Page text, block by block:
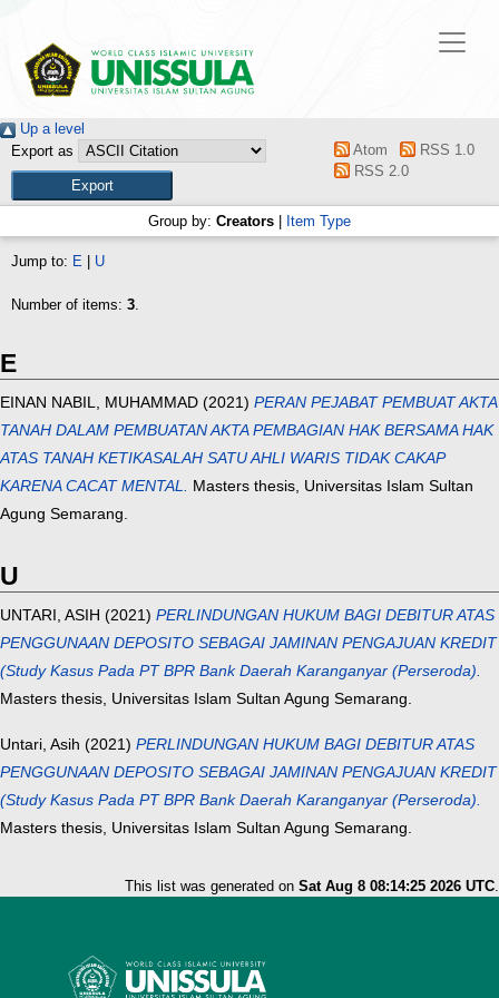
Up a level
Export as
Atom
RSS 1.0
RSS 2.0
Group by: Creators Item Type
Jump to: E U
Number of items: 3.
E
EINAN NABIL, MUHAMMAD (2021) PERAN PEJABAT PEMBUAT AKTA
TANAH DALAM PEMBUATAN AKTA PEMBAGIAN HAK BERSAMA HAK
ATAS TANAH KETIKASALAH SATU AHLI WARIS TIDAK CAKAP
KARENA CACAT MENTAL. Masters thesis, Universitas Islam Sultan
Agung Semarang.
U
UNTARI, ASIH (2021) PERLINDUNGAN HUKUM BAGI DEBITUR ATAS
PENGGUNAAN DEPOSITO SEBAGAI JAMINAN PENGAJUAN KREDIT
(Study Kasus Pada PT BPR Bank Daerah Karanganyar (Perseroda).
Masters thesis, Universitas Islam Sultan Agung Semarang.
Untari, Asih (2021) PERLINDUNGAN HUKUM BAGI DEBITUR ATAS
PENGGUNAAN DEPOSITO SEBAGAI JAMINAN PENGAJUAN KREDIT
(Study Kasus Pada PT BPR Bank Daerah Karanganyar (Perseroda).
Masters thesis, Universitas Islam Sultan Agung Semarang.
This list was generated on Sat Aug 8 08:14:25 2026 UTC.